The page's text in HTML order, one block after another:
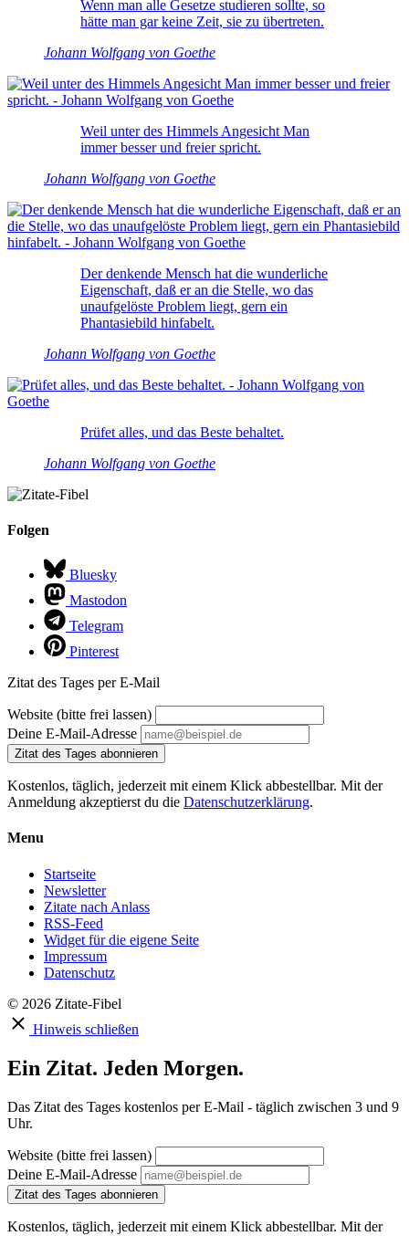
Wenn man alle Gesetze studieren sollte, so
hätte man gar keine Zeit, sie zu übertreten.
Johann Wolfgang von Goethe
Weil unter des Himmels Angesicht Man
immer besser und freier spricht.
Johann Wolfgang von Goethe
Der denkende Mensch hat die wunderliche
Eigenschaft, daß er an die Stelle, wo das
unaufgelöste Problem liegt, gern ein
Phantasiebild hinfabelt.
Johann Wolfgang von Goethe
Prüfet alles, und das Beste behaltet.
Johann Wolfgang von Goethe
Folgen
Bluesky
Mastodon
Telegram
Pinterest
Zitat des Tages per E-Mail
Website (bitte frei lassen)
Deine E-Mail-Adresse
Zitat des Tages abonnieren
Kostenlos, täglich, jederzeit mit einem Klick abbestellbar. Mit der
Anmeldung akzeptierst du die Datenschutzerklärung.
Menu
Startseite
Newsletter
Zitate nach Anlass
RSS-Feed
Widget für die eigene Seite
Impressum
Datenschutz
© 2026 Zitate-Fibel
Hinweis schließen
Ein Zitat. Jeden Morgen.
Das Zitat des Tages kostenlos per E-Mail - täglich zwischen 3 und 9
Uhr.
Website (bitte frei lassen)
Deine E-Mail-Adresse
Zitat des Tages abonnieren
Kostenlos, täglich, jederzeit mit einem Klick abbestellbar. Mit der